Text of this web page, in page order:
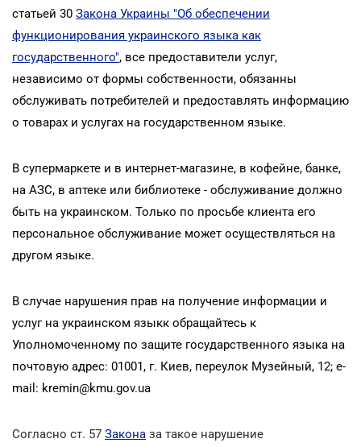
статьей 30 Закона Украины "Об обеспечении
функционирования украинского языка как
государственного", все предоставители услуг,
независимо от формы собственности, обязанны
обслуживать потребителей и предоставлять информацию
о товарах и услугах на государственном языке.
В супермаркете и в интернет-магазине, в кофейне, банке,
на АЗС, в аптеке или библиотеке - обслуживание должно
быть на украинском. Только по просьбе клиента его
персональное обслуживание может осуществляться на
другом языке.
В случае нарушения прав на получение информации и
услуг на украинском языкк обращайтесь к
Уполномоченному по защите государственного языка на
почтовую адрес: 01001, г. Киев, переулок Музейный, 12; e-
mail: kremin@kmu.gov.ua
Согласно ст. 57 Закона за такое нарушение